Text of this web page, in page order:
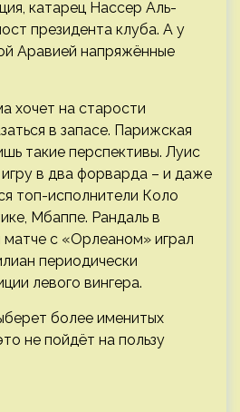
катарец Нассер Аль-
президента клуба. А у
Аравией напряжённые
хочет на старости
в запасе. Парижская
такие перспективы. Луис
в два форварда – и даже
топ-исполнители Коло
Мбаппе. Рандаль в
с «Орлеаном» играл
периодически
левого вингера.
более именитых
не пойдёт на пользу